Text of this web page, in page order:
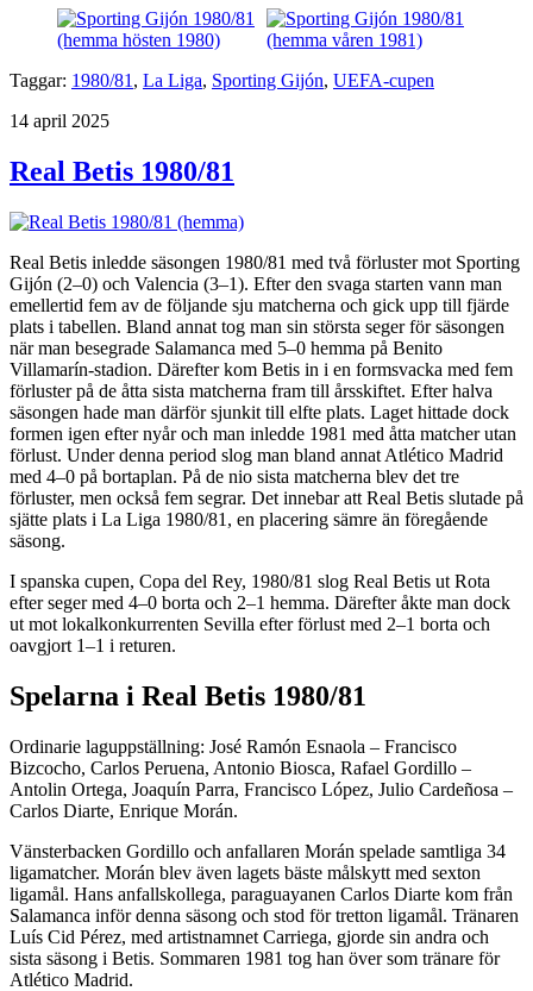
Taggar: 1980/81 , La Liga, Sporting Gijón, UEFA-cupen
Publicerat
14 april 2025
Real Betis 1980/81
Real Betis inledde säsongen 1980/81 med två förluster mot Sporting
Gijón (2–0) och Valencia (3–1). Efter den svaga starten vann man
emellertid fem av de följande sju matcherna och gick upp till fjärde
plats i tabellen. Bland annat tog man sin största seger för säsongen
när man besegrade Salamanca med 5–0 hemma på Benito
Villamarín-stadion. Därefter kom Betis in i en formsvacka med fem
förluster på de åtta sista matcherna fram till årsskiftet. Efter halva
säsongen hade man därför sjunkit till elfte plats. Laget hittade dock
formen igen efter nyår och man inledde 1981 med åtta matcher utan
förlust. Under denna period slog man bland annat Atlético Madrid
med 4–0 på bortaplan. På de nio sista matcherna blev det tre
förluster, men också fem segrar. Det innebar att Real Betis slutade på
sjätte plats i La Liga 1980/81, en placering sämre än föregående
säsong.
I spanska cupen, Copa del Rey, 1980/81 slog Real Betis ut Rota
efter seger med 4–0 borta och 2–1 hemma. Därefter åkte man dock
ut mot lokalkonkurrenten Sevilla efter förlust med 2–1 borta och
oavgjort 1–1 i returen.
Spelarna i Real Betis 1980/81
Ordinarie laguppställning: José Ramón Esnaola – Francisco
Bizcocho, Carlos Peruena, Antonio Biosca, Rafael Gordillo –
Antolin Ortega, Joaquín Parra, Francisco López, Julio Cardeñosa –
Carlos Diarte, Enrique Morán.
Vänsterbacken Gordillo och anfallaren Morán spelade samtliga 34
ligamatcher. Morán blev även lagets bäste målskytt med sexton
ligamål. Hans anfallskollega, paraguayanen Carlos Diarte kom från
Salamanca inför denna säsong och stod för tretton ligamål. Tränaren
Luís Cid Pérez, med artistnamnet Carriega, gjorde sin andra och
sista säsong i Betis. Sommaren 1981 tog han över som tränare för
Atlético Madrid.